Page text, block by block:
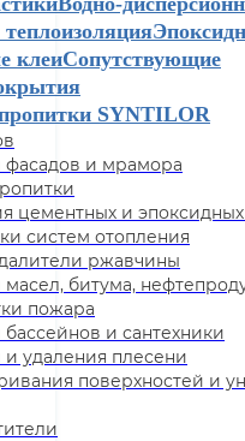
клеиСопутствующие
SYNTILOR
фасадов и мрамора
цементных и эпоксидных
систем отопления
ржавчины
битума,
пожара
и сантехники
и удаления плесени
поверхностей и